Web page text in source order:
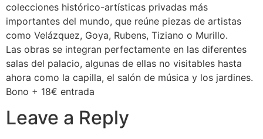
colecciones histórico-artísticas privadas más
importantes del mundo, que reúne piezas de artistas
como Velázquez, Goya, Rubens, Tiziano o Murillo.
Las obras se integran perfectamente en las diferentes
salas del palacio, algunas de ellas no visitables hasta
ahora como la capilla, el salón de música y los jardines.
Bono + 18€ entrada
Leave a Reply